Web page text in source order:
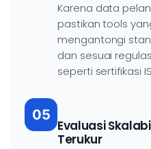
Karena data
pastikan tools
mengantongi
dan sesuai
seperti sertifikasi
05
Evaluasi
Terukur